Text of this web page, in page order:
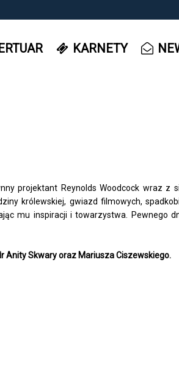
KARNETY
projektant Reynolds Woodcock wraz z
królewskiej, gwiazd filmowych,
mu inspiracji i towarzystwa. Pewnego
Anity Skwary oraz Mariusza Ciszewskiego.